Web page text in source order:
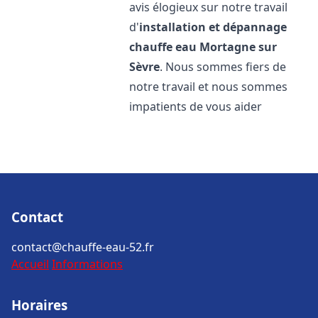
avis élogieux sur notre travail
d'installation et dépannage
chauffe eau Mortagne sur
Sèvre. Nous sommes fiers de
notre travail et nous sommes
impatients de vous aider
Contact
contact@chauffe-eau-52.fr
Accueil Informations
Horaires